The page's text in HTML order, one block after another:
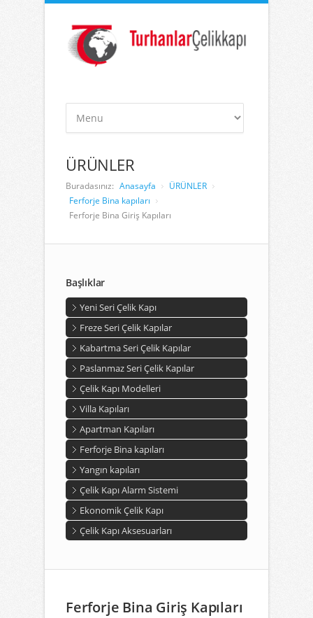
ÜRÜNLER
Buradasınız: Anasayfa
ÜRÜNLER
Ferforje Bina kapıları
Ferforje Bina Giriş Kapıları
Başlıklar
Yeni Seri Çelik Kapı
Freze Seri Çelik Kapılar
Kabartma Seri Çelik Kapılar
Paslanmaz Seri Çelik Kapılar
Çelik Kapı Modelleri
Villa Kapıları
Apartman Kapıları
Ferforje Bina kapıları
Yangın kapıları
Çelik Kapı Alarm Sistemi
Ekonomik Çelik Kapı
Çelik Kapı Aksesuarları
Ferforje Bina Giriş Kapıları